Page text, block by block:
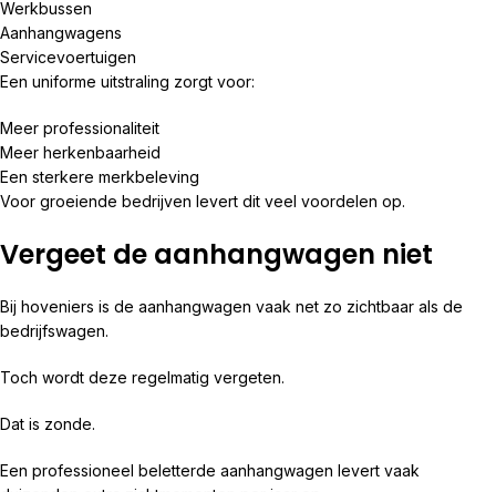
Werkbussen
Aanhangwagens
Servicevoertuigen
Een uniforme uitstraling zorgt voor:
Meer professionaliteit
Meer herkenbaarheid
Een sterkere merkbeleving
Voor groeiende bedrijven levert dit veel voordelen op.
Vergeet de aanhangwagen niet
Bij hoveniers is de aanhangwagen vaak net zo zichtbaar als de
bedrijfswagen.
Toch wordt deze regelmatig vergeten.
Dat is zonde.
Een professioneel beletterde aanhangwagen levert vaak